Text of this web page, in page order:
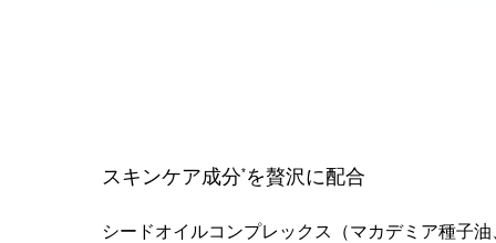
スキンケア成分*を贅沢に配合
シードオイルコンプレックス（マカデミア種子